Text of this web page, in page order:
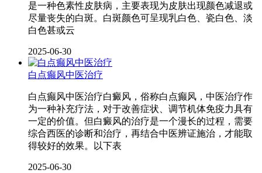
是一种色素性皮肤病，主要表现为皮肤出现颜色减退或
尽量丧失的白斑。白斑颜色可呈现乳白色、瓷白色、淡
白色甚或云
2025-06-30
白点癫风中医治疗
白点癫风中医治疗白癜风，俗称白点癫风，中医治疗作
为一种补充疗法，对于改善症状、调节机体免疫力具有
一定的价值。但白癜风的治疗是一个漫长的过程，需要
综合西医的诊断和治疗，再结合中医辨证施治，才能取
得较好的效果。以下表
2025-06-30